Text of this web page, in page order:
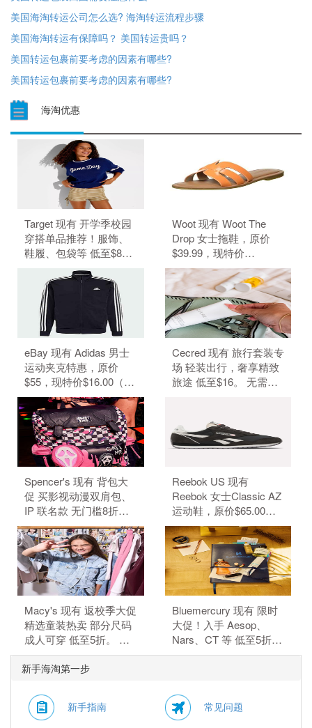
美国海淘转运公司怎么选? 海淘转运流程步骤
美国海淘转运有保障吗？ 美国转运贵吗？
美国转运包裹前要考虑的因素有哪些?
美国转运包裹前要考虑的因素有哪些?
海淘优惠
Target 现有 开学季校园
穿搭单品推荐！服饰、
鞋履、包袋等 低至$8。
无需使用优惠码。 优惠
随时可能失效。
Woot 现有 Woot The
Drop 女士拖鞋，原价
$39.99，现特价
$6.99（约47.29元）。
无需使用优惠码。 优惠
随时可能失效。
eBay 现有 Adidas 男士
运动夹克特惠，原价
$55，现特价$16.00（约
108.25元）。 无需使用
优惠码。 优惠随时可能
失效。
Cecred 现有 旅行套装专
场 轻装出行，奢享精致
旅途 低至$16。 无需使
14点59分。 满$50.00免
美国境内运费。
Spencer's 现有 背包大
促 买影视动漫双肩包、
IP 联名款 无门槛8折。
背包8折，需要使用优惠
码：BACKPACKS20。
订单满$40免邮，需要使
用优惠码：FS40。（优
惠码不可叠加）
Reebok US 现有
Reebok 女士Classic AZ
运动鞋，原价$65.00，
现特价$48.99（约
331.59元）。 无需使用
优惠码。 优惠随时可能
失效。
Macy's 现有 返校季大促
精选童装热卖 部分尺码
成人可穿 低至5折。 无
需使用优惠码。 有效期
至北京时间 2026年08月
Bluemercury 现有 限时
大促！入手 Aesop、
Nars、CT 等 低至5折。
部分商品可叠加额外8.5
至北京时间 2026年08月
10日11点59分。
新手海淘第一步
新手指南 常见问题